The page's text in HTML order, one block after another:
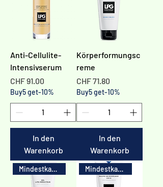
Anti-Cellulite-
Intensivserum
Preis
CHF 91.00
Buy5 get-10%
In den
Warenkorb
Körperformungsc
reme
Preis
CHF 71.80
Buy5 get-10%
In den
Warenkorb
Mindestkauf 3x Mindestkauf 3x